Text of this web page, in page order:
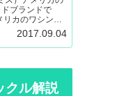
ブランドで
リカのワシント
されているmade
なります。 フ
ッド、、サー
2017.09.04
クル解説